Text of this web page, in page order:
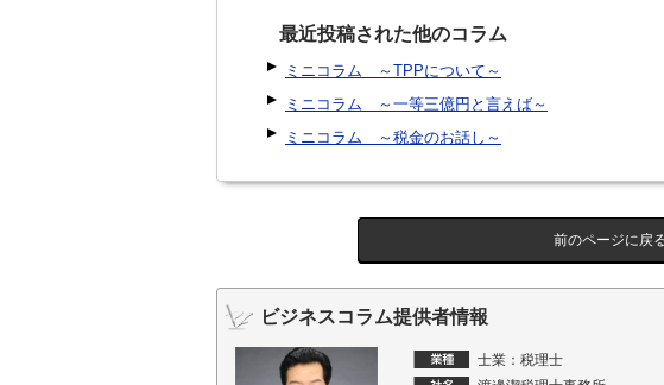
最近投稿された他のコラム
ミニコラム ～TPPについて～
ミニコラム ～一等三億円と言えば～
ミニコラム ～税金のお話し～
前のページに戻
ビジネスコラム提供者情報
士業：税理士